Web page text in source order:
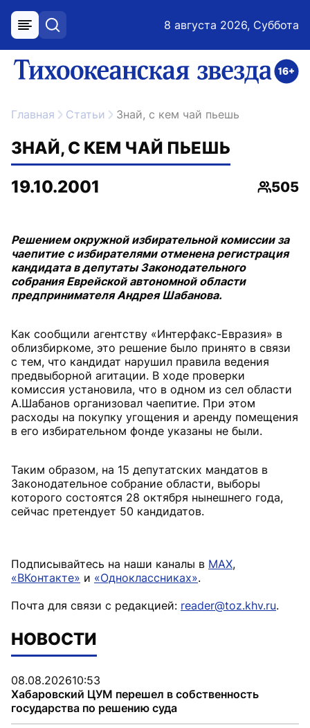
меню поиск 8 августа 2026, Суббота
ссылка на главную
Главная Статьи Знай, с кем чай пьешь
ЗНАЙ, С КЕМ ЧАЙ ПЬЕШЬ
19.10.2001
505
Решением окружной избирательной комиссии за
чаепитие с избирателями отменена регистрация
кандидата в депутаты Законодательного
собрания Еврейской автономной области
предпринимателя Андрея Шабанова.
Как сообщили агентству «Интерфакс-Евразия» в
облизбиркоме, это решение было принято в связи
с тем, что кандидат нарушил правила ведения
предвыборной агитации. В ходе проверки
комиссия установила, что в одном из сел области
А.Шабанов организовал чаепитие. При этом
расходы на покупку угощения и аренду помещения
в его избирательном фонде указаны не были.
Таким образом, на 15 депутатских мандатов в
Законодательное собрание области, выборы
которого состоятся 28 октября нынешнего года,
сейчас претендует 50 кандидатов.
Подписывайтесь на наши каналы в MAX,
«ВКонтакте» и «Одноклассниках».
Почта для связи с редакцией: reader@toz.khv.ru.
НОВОСТИ
08.08.202610:53
Хабаровский ЦУМ перешел в собственность
государства по решению суда